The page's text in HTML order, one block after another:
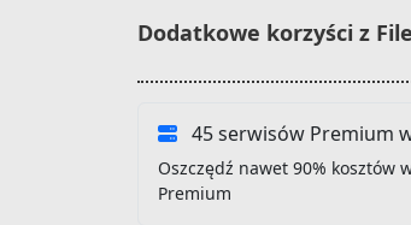
Dodatkowe korzyści z
45 serwisów Premium
Oszczędź nawet 90% kosztów
Premium